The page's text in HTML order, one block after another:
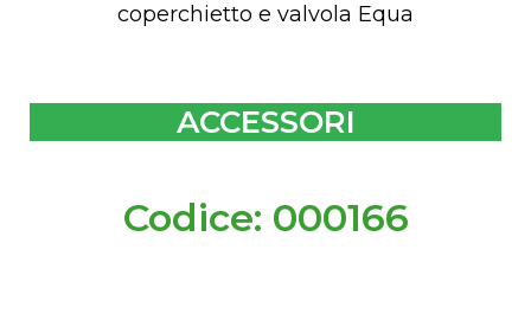
coperchietto e valvola Equa
ACCESSORI
Codice: 000166